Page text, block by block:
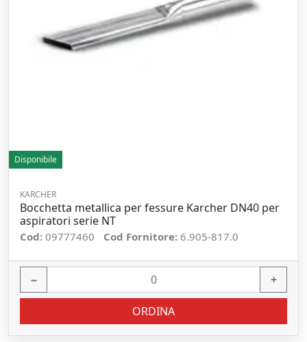
Disponibile
KARCHER
Bocchetta metallica per fessure Karcher DN40 per
aspiratori serie NT
Cod: 09777460 Cod Fornitore: 6.905-817.0
− +
ORDINA